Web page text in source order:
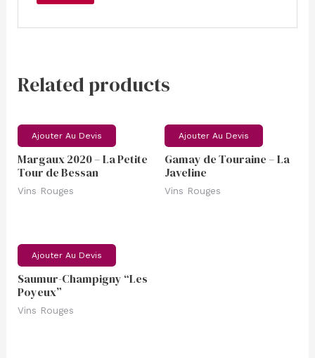
Related products
Ajouter Au Devis
Margaux 2020 – La Petite
Tour de Bessan
Vins Rouges
Ajouter Au Devis
Gamay de Touraine – La
Javeline
Vins Rouges
Ajouter Au Devis
Saumur-Champigny “Les
Poyeux”
Vins Rouges